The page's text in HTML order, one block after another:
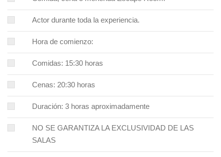
Actor durante toda la experiencia.
Hora de comienzo:
Comidas: 15:30 horas
Cenas: 20:30 horas
Duración: 3 horas aproximadamente
NO SE GARANTIZA LA EXCLUSIVIDAD DE LAS
SALAS